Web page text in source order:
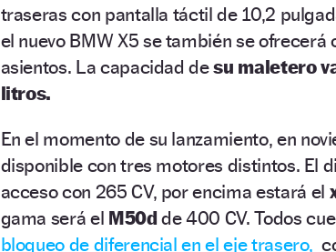
traseras con pantalla táctil de 10,2
el nuevo BMW X5 se también se
asientos. La capacidad desu maletero
litros.
En el momento de su lanzamiento, en
disponible con tres motores distintos. El
acceso con 265 CV, por encima estará el
gama será el M50dde 400 CV. Todos
bloqueo de diferencial en el eje trasero,